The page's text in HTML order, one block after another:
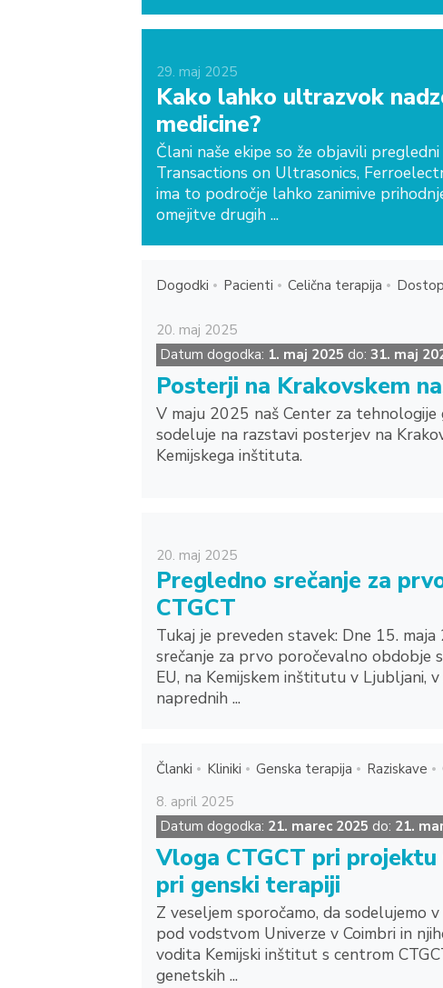
29. maj 2025
Kako lahko ultrazvok
medicine?
Člani naše ekipe so že objavili
Transactions on Ultrasonics,
ima to področje lahko zanimive
omejitve drugih ...
Dogodki Pacienti Celična terapija
20. maj 2025
Datum dogodka: 1. maj 2025 do: 31. maj
Posterji na Krakovskem
V maju 2025 naš Center za tehnologije
sodeluje na razstavi posterjev na
Kemijskega inštituta.
20. maj 2025
Pregledno srečanje za
CTGCT
Tukaj je preveden stavek: Dne 15.
srečanje za prvo poročevalno obdobje
EU, na Kemijskem inštitutu v Ljubljani,
naprednih ...
Članki Kliniki Genska terapija Raziskave
8. april 2025
Datum dogodka: 21. marec 2025 do: 21.
Vloga CTGCT pri projektu
pri genski terapiji
Z veseljem sporočamo, da sodelujemo
pod vodstvom Univerze v Coimbri in
vodita Kemijski inštitut s centrom
genetskih ...